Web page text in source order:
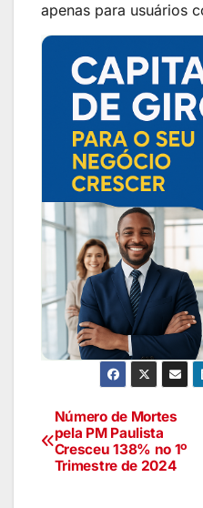
apenas para usuários
Número de Mortes
pela PM Paulista
Cresceu 138% no 1º
Trimestre de 2024